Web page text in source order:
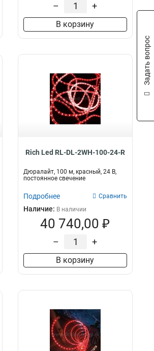
– +
В корзину
Rich Led RL-DL-2WH-100-24-R
Дюралайт, 100 м, красный, 24 В,
постоянное свечение
Подробнее Сравнить
Наличие: В наличии
40 740,00 ₽
– +
В корзину
Задать вопрос